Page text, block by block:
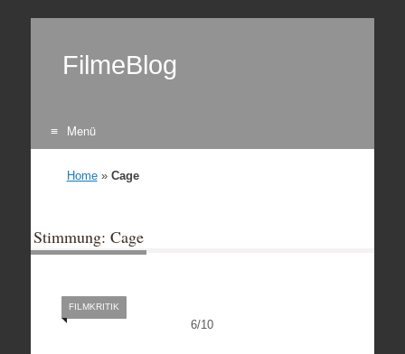
FilmeBlog
Menü
Home» Cage
Stimmung: Cage
6/10
FILMKRITIK